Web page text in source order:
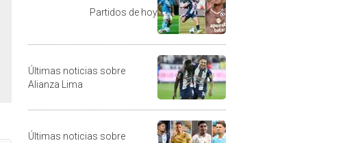
Partidos de hoy
Últimas noticias sobre
Alianza Lima
Últimas noticias sobre